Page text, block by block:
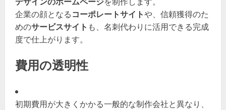
企業の顔となるコーポレートサイトや、信頼獲得のた
めのサービスサイト も、名刺代わりに活用できる完成
度で仕上がります。
費用の透明性
初期費用が大きくかかる一般的な制作会社と異なり、